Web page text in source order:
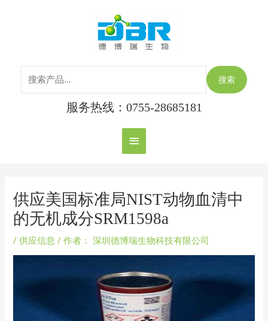
主
菜
单
搜索
服务热线：0755-28685181
供应美国标准局NIST动物血清中
的无机成分SRM1598a
/供应信息 / 作者： 深圳德博瑞生物科技有限公司